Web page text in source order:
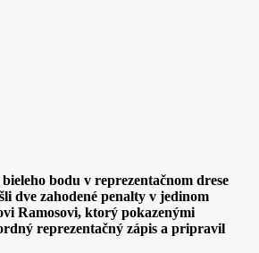
bodu v reprezentačnom drese
dve zahodené penalty v jedinom
Ramosovi, ktorý pokazenými
reprezentačný zápis a pripravil